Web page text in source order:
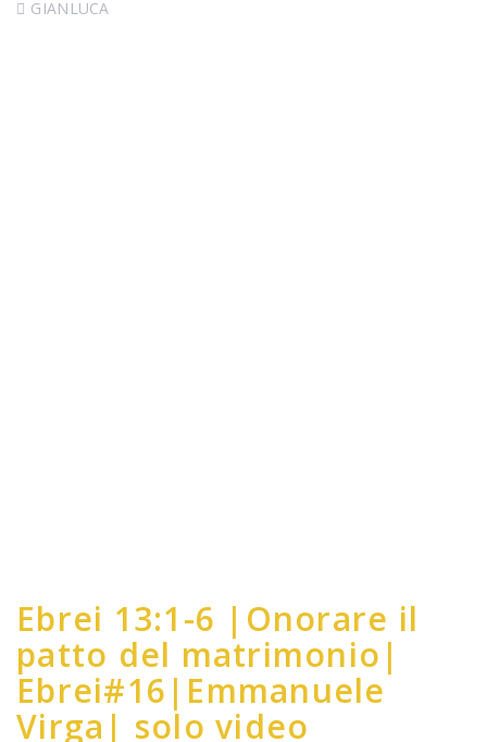
GIANLUCA
Ebrei 13:1-6 |Onorare il
patto del matrimonio|
Ebrei#16|Emmanuele
Virga| solo video